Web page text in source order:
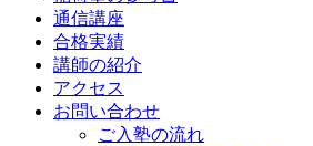
通信講座
合格実績
講師の紹介
アクセス
お問い合わせ
ご入塾の流れ